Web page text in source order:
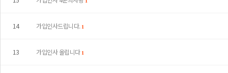
14 가입인사드립니다. 1
13 가입인사 올립니다 1